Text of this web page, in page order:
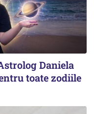
Daniela
toate zodiile